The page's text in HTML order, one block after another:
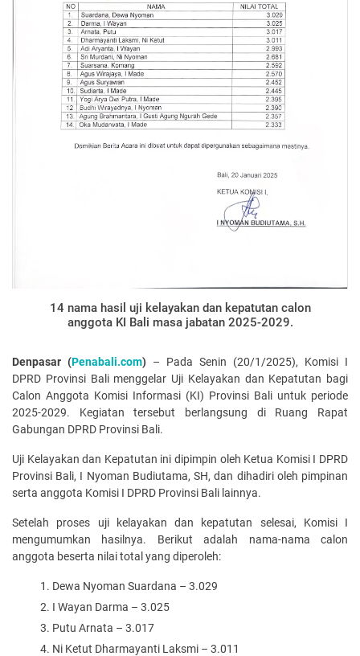
14 nama hasil uji kelayakan dan kepatutan calon
anggota KI Bali masa jabatan 2025-2029.
Denpasar (Penabali.com) – Pada Senin (20/1/2025), Komisi I
DPRD Provinsi Bali menggelar Uji Kelayakan dan Kepatutan bagi
Calon Anggota Komisi Informasi (KI) Provinsi Bali untuk periode
2025-2029. Kegiatan tersebut berlangsung di Ruang Rapat
Gabungan DPRD Provinsi Bali.
Uji Kelayakan dan Kepatutan ini dipimpin oleh Ketua Komisi I DPRD
Provinsi Bali, I Nyoman Budiutama, SH, dan dihadiri oleh pimpinan
serta anggota Komisi I DPRD Provinsi Bali lainnya.
Setelah proses uji kelayakan dan kepatutan selesai, Komisi I
mengumumkan hasilnya. Berikut adalah nama-nama calon
anggota beserta nilai total yang diperoleh:
Dewa Nyoman Suardana – 3.029
I Wayan Darma – 3.025
Putu Arnata – 3.017
Ni Ketut Dharmayanti Laksmi – 3.011